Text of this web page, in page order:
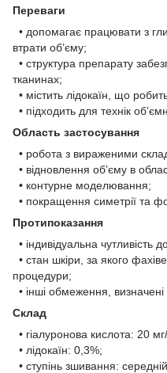
Переваги
• допомагає працювати з
втрати обʼєму;
• структура препарату
тканинах;
• містить лідокаїн, що
• підходить для технік
Область застосування
• робота з вираженими
• відновлення обʼєму в
• контурне моделювання;
• покращення симетрії та
Протипоказання
• індивідуальна чутливість
• стан шкіри, за якого
процедури;
• інші обмеження, визначені
Склад
• гіалуронова кислота: 20
• лідокаїн: 0,3%;
• ступінь зшивання: середній.